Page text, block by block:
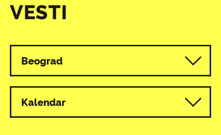
VESTI
Svi programi
Beograd
Kalendar